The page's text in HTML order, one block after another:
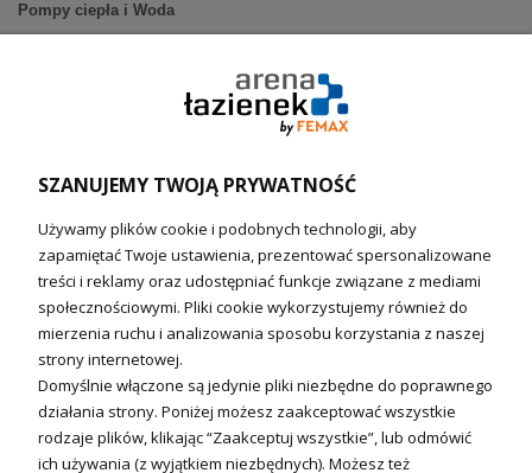
Pompy ciepła i Woda
Ogrzewanie podłogowe (główne)
Technika solarna
Fotowoltanika
Sterowniki i regulatory
Nagrzewnice i kurtyny
Kuchnia i Wentylacja
Kuchnia
SZANUJEMY TWOJĄ PRYWATNOŚĆ
Używamy plików cookie i podobnych technologii, aby
zapamiętać Twoje ustawienia, prezentować spersonalizowane
treści i reklamy oraz udostępniać funkcje związane z mediami
społecznościowymi. Pliki cookie wykorzystujemy również do
mierzenia ruchu i analizowania sposobu korzystania z naszej
strony internetowej.
Domyślnie włączone są jedynie pliki niezbędne do poprawnego
działania strony. Poniżej możesz zaakceptować wszystkie
rodzaje plików, klikając “Zaakceptuj wszystkie”, lub odmówić
ich używania (z wyjątkiem niezbędnych). Możesz też